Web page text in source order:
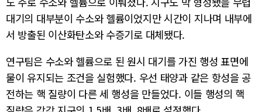
대기의 대부분이 수소와 헬륨이었지만 시간이 지나며 내부에
서 방출된 이산화탄소와 수증기로 대체됐다.
연구팀은 수소와 헬륨으로 된 원시 대기를 가진 행성 표면에
물이 유지되는 조건을 실험했다. 우선 태양과 같은 항성을 공
전하는 핵 질량이 다른 세 행성을 만들었다. 이들 행성의 핵